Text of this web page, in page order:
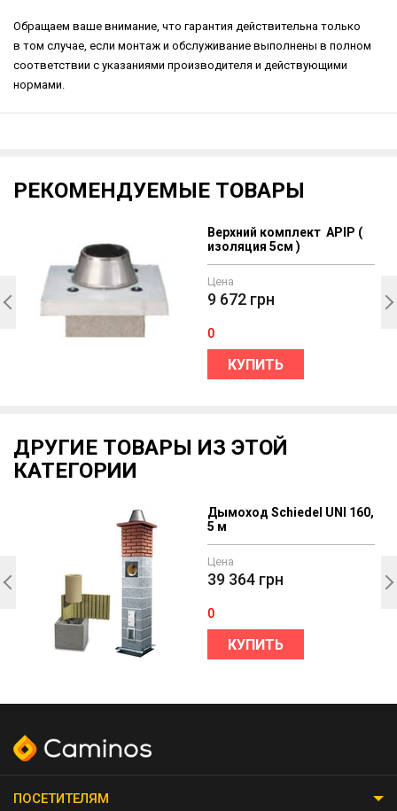
Обращаем ваше внимание, что гарантия действительна только
в том случае, если монтаж и обслуживание выполнены в полном
соответствии с указаниями производителя и действующими
нормами.
РЕКОМЕНДУЕМЫЕ ТОВАРЫ
Верхний комплект APIP (
изоляция 5см )
Цена
9 672 грн
0
КУПИТЬ
ДРУГИЕ ТОВАРЫ ИЗ ЭТОЙ
КАТЕГОРИИ
Дымоход Schiedel UNI 160,
5 м
Цена
39 364 грн
0
КУПИТЬ
ПОСЕТИТЕЛЯМ